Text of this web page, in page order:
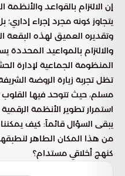
إن الالتزام بالقواعد
يتجاوز كونه مجرد إجراء
وتقديره العميق لهذه البقعة
والالتزام بالمواعيد
المنظومة الجماعية لإدارة
تظل تجربة زيارة الروضة
مسلم، حيث تتوحد فيها
استمرار تطوير الأنظمة
يبقى السؤال قائماً: كيف
من هذا المكان الطاهر
كنهج أخلاقي مستدام؟